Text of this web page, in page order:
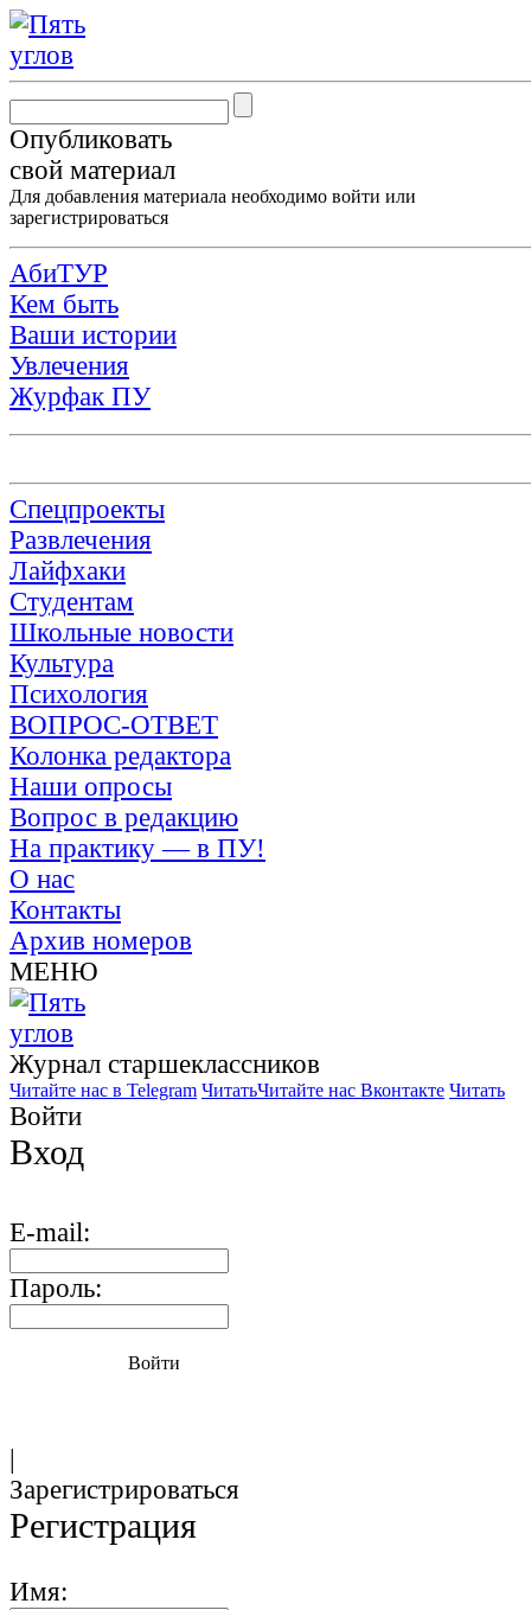
Опубликовать
свой материал
Для добавления материала необходимо войти или
зарегистрироваться
АбиТУР
Кем быть
Ваши истории
Увлечения
Журфак ПУ
Спецпроекты
Развлечения
Лайфхаки
Студентам
Школьные новости
Культура
Психология
ВОПРОС-ОТВЕТ
Колонка редактора
Наши опросы
Вопрос в редакцию
На практику — в ПУ!
О нас
Контакты
Архив номеров
МЕНЮ
Журнал старшекласcников
Читайте нас в Telegram ЧитатьЧитайте нас Вконтакте Читать
Войти
Вход
E-mail:
Пароль:
Войти
|
Зарегистрироваться
Регистрация
Имя: